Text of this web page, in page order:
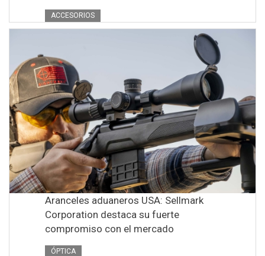
ACCESORIOS
Aranceles aduaneros USA: Sellmark
Corporation destaca su fuerte
compromiso con el mercado
ÓPTICA